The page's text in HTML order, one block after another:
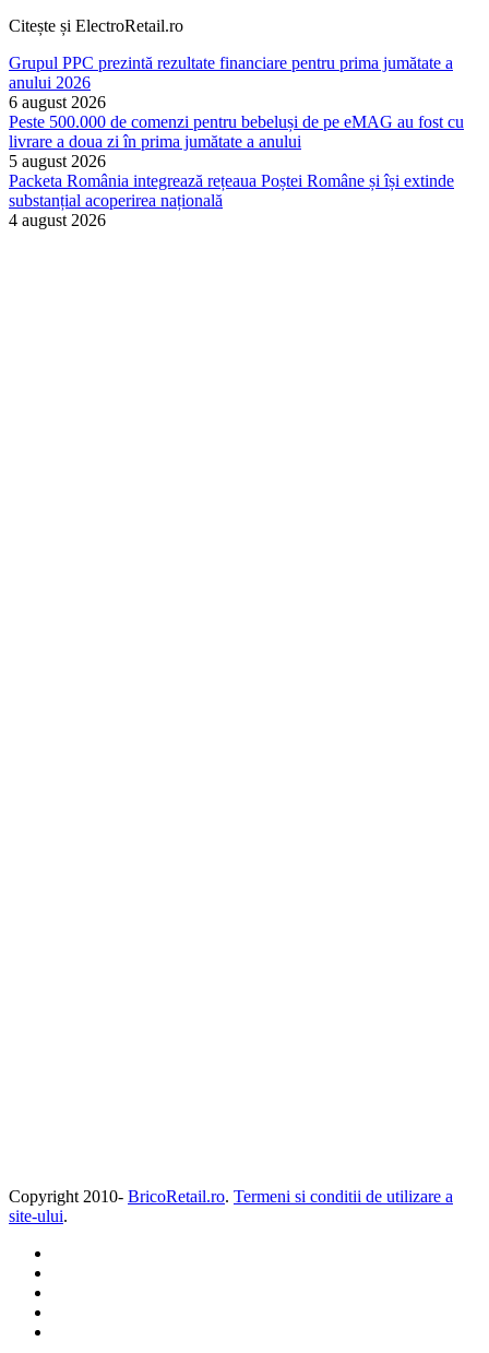
Citește și ElectroRetail.ro
Grupul PPC prezintă rezultate financiare pentru prima jumătate a
anului 2026
6 august 2026
Peste 500.000 de comenzi pentru bebeluși de pe eMAG au fost cu
livrare a doua zi în prima jumătate a anului
5 august 2026
Packeta România integrează rețeaua Poștei Române și își extinde
substanțial acoperirea națională
4 august 2026
Copyright 2010- BricoRetail.ro. Termeni si conditii de utilizare a
site-ului.